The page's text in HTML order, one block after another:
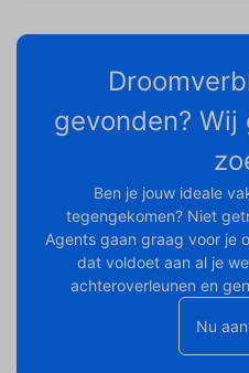
gevonden?
Ben je jouw ideale
tegengekomen? Niet
Agents gaan graag voor je
dat voldoet aan al je
achteroverleunen en
Nu